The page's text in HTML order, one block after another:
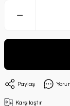
Paylaş
Karşılaştır